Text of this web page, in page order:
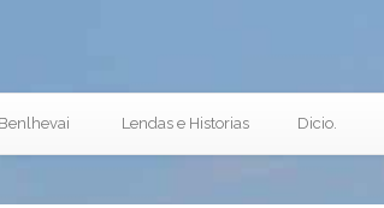
Benlhevai Lendas e Historias Dicio.